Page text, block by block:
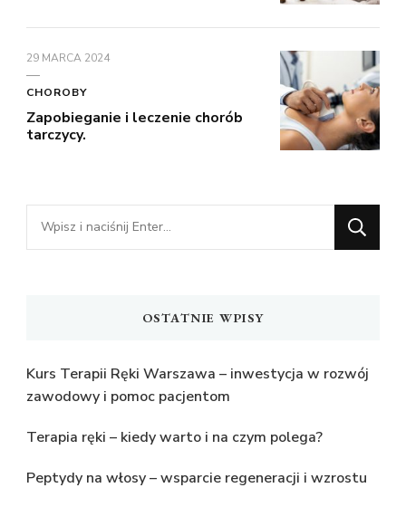
29 MARCA 2024
CHOROBY
Zapobieganie i leczenie chorób
tarczycy.
Szukasz
czegoś?
OSTATNIE WPISY
Kurs Terapii Ręki Warszawa – inwestycja w rozwój
zawodowy i pomoc pacjentom
Terapia ręki – kiedy warto i na czym polega?
Peptydy na włosy – wsparcie regeneracji i wzrostu